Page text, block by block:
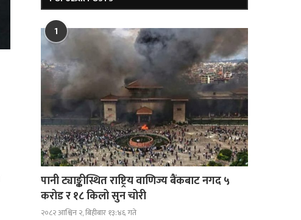
1
पानी ट्याङ्कीस्थित राष्ट्रिय वाणिज्य बैंकबाट नगद ५
करोड र १८ किलो सुन चोरी
२०८२ आश्विन २, बिहीबार १३:४६ गते